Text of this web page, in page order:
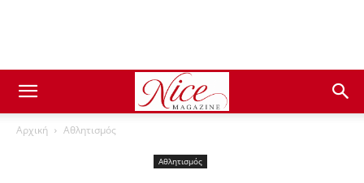
Αρχική Αθλητισμός
Αθλητισμός